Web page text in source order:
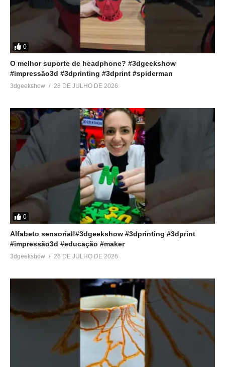
0
O melhor suporte de headphone? #3dgeekshow
#impressão3d #3dprinting #3dprint #spiderman
3dgeekshow 28 DE JULHO DE 2026
0
Alfabeto sensorial!#3dgeekshow #3dprinting #3dprint
#impressão3d #educação #maker
3dgeekshow 26 DE JULHO DE 2026